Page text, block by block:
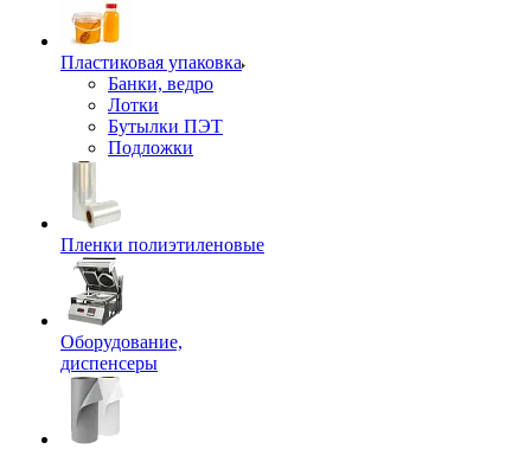
Пластиковая упаковка
Банки, ведро
Лотки
Бутылки ПЭТ
Подложки
Пленки полиэтиленовые
Оборудование,
диспенсеры